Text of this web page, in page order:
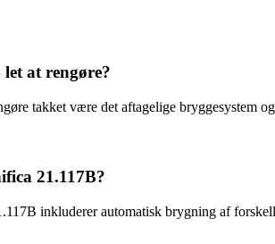
at rengøre?
takket være det aftagelige bryggesystem
21.117B?
inkluderer automatisk brygning af